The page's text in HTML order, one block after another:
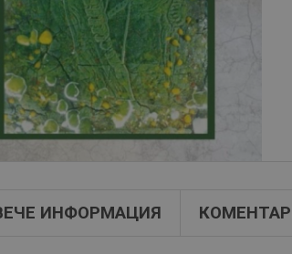
ИНФОРМАЦИЯ